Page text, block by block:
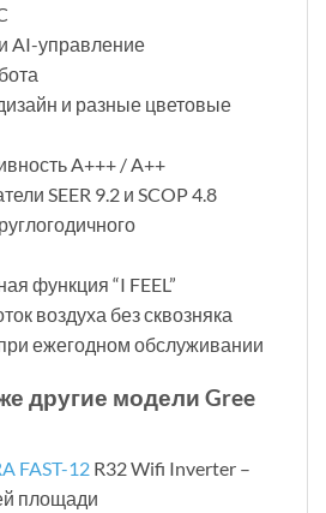
AI-управление
и разные цветовые
A+++ / A++
SEER 9.2 и SCOP 4.8
функция “I FEEL”
воздуха без сквозняка
ежегодном обслуживании
другие модели Gree
FAST-12 R32 Wifi Inverter –
площади